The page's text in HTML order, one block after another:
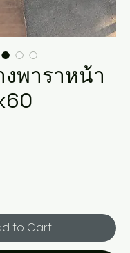
พาราหน้า
to Cart